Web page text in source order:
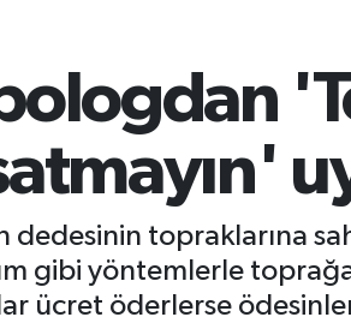
topraklarına
gibi yöntemlerle
ücret öderlerse